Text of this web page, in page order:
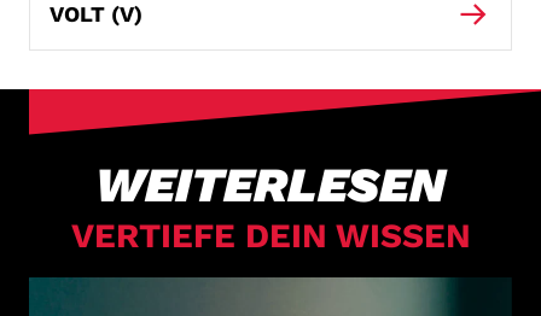
VOLT (V)
WEITERLESEN
VERTIEFE DEIN WISSEN